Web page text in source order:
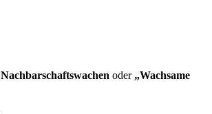
Nachbarschaftswachen oder „Wachsame